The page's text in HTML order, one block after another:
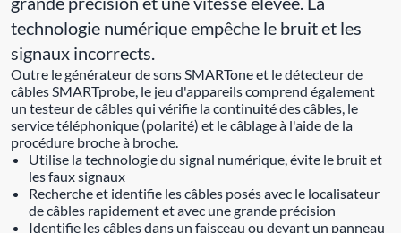
technologie numérique empêche le bruit et les
signaux incorrects.
Outre le générateur de sons SMARTone et le détecteur de
câbles SMARTprobe, le jeu d'appareils comprend également
un testeur de câbles qui vérifie la continuité des câbles, le
service téléphonique (polarité) et le câblage à l'aide de la
procédure broche à broche.
Utilise la technologie du signal numérique, évite le bruit et
les faux signaux
Recherche et identifie les câbles posés avec le localisateur
de câbles rapidement et avec une grande précision
Identifie les câbles dans un faisceau ou devant un panneau